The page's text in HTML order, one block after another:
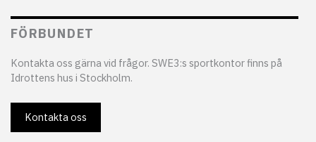
FÖRBUNDET
Kontakta oss gärna vid frågor. SWE3:s sportkontor finns på
Idrottens hus i Stockholm.
Kontakta oss